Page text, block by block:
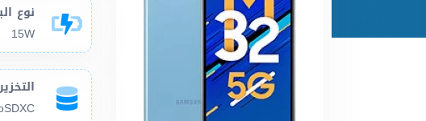
نوع
15W